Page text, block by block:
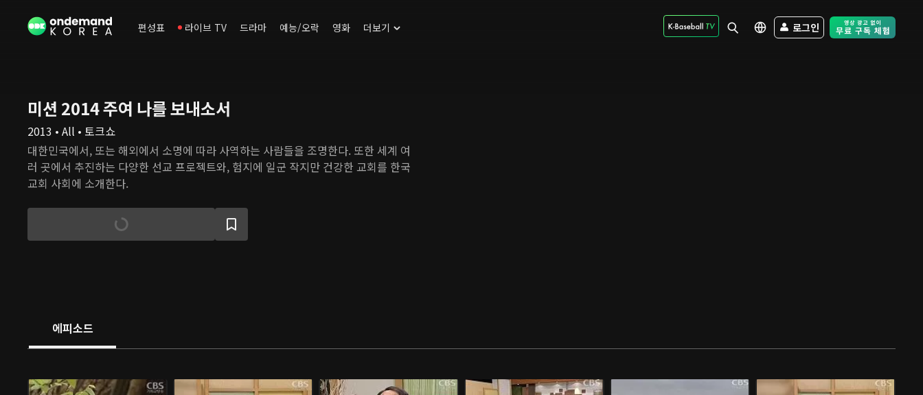
편성표 라이브 TV 드라마 예능/오락 영화 더보기 로그인 Free Trial -
미션 2014 주여 나를 보내소서
2013 • All • 토크쇼
대한민국에서, 또는 해외에서 소명에 따라 사역하는 사람들을 조명한다. 또한 세계 여
러 곳에서 추진하는 다양한 선교 프로젝트와, 험지에 일군 작지만 건강한 교회를 한국
교회 사회에 소개한다.
에피소드